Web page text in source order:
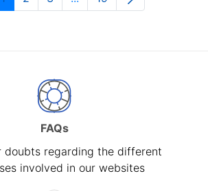
PagePagePageIntermediate Pages Use
Page
FAQs
doubts regarding the different
involved in our websites